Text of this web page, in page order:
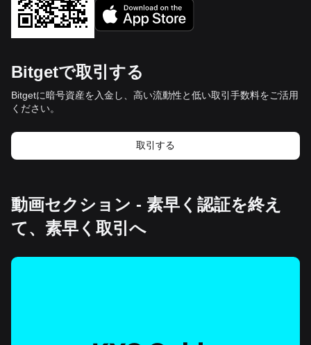
Bitgetで取引する
Bitgetに暗号資産を入金し、高い流動性と低い取引手数料をご活用
ください。
取引する
動画セクション - 素早く認証を終え
て、素早く取引へ